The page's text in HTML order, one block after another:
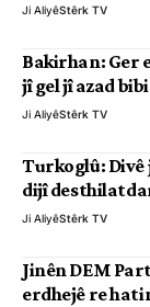
Ji AliyêStêrk TV
Bakirhan: Ger
jî gel jî azad
Ji AliyêStêrk TV
Turkoglû: Divê
dijî
Ji AliyêStêrk TV
Jinên DEM
erdhejê re